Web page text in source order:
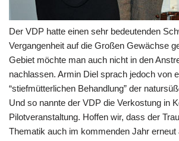
Der VDP hatte einen sehr bedeutenden
Vergangenheit auf die Großen Gewächse
Gebiet möchte man auch nicht in den
nachlassen. Armin Diel sprach jedoch von
“stiefmütterlichen Behandlung” der
Und so nannte der VDP die Verkostung in
Pilotveranstaltung. Hoffen wir, dass der
Thematik auch im kommenden Jahr erneut